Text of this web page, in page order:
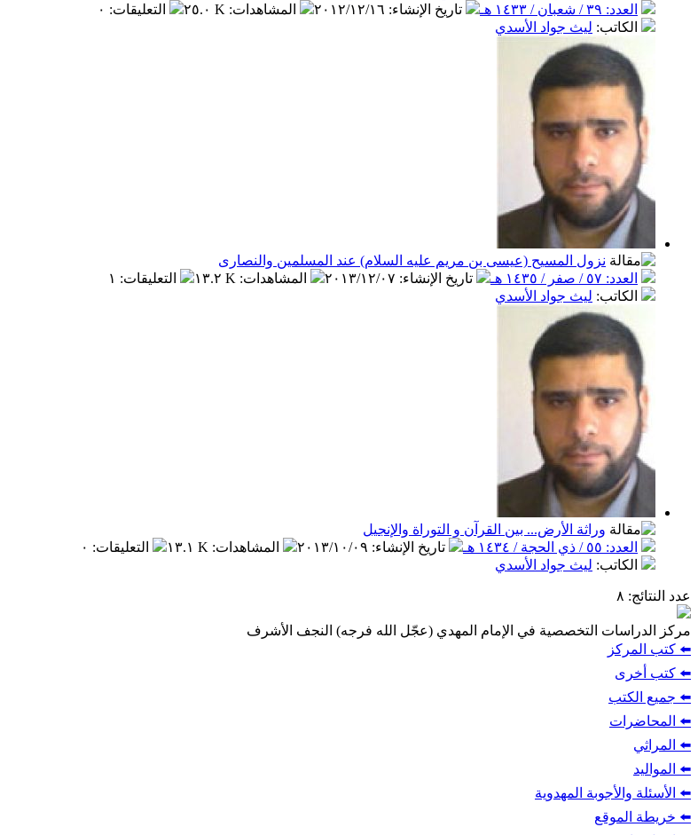
العدد: ٣٩ / شعبان / ١٤٣٣ هـ
تاريخ الإنشاء: ٢٠١٢/١٢/١٦ المشاهدات: ٢٥.٠ K التعليقات: ٠
الكاتب: ليث جواد الأسدي
نزول المسيح (عيسى بن مريم عليه السلام) عند المسلمين والنصارى
العدد: ٥٧ / صفر / ١٤٣٥ هـ
تاريخ الإنشاء: ٢٠١٣/١٢/٠٧ المشاهدات: ١٣.٢ K التعليقات: ١
الكاتب: ليث جواد الأسدي
وراثة الأرض... بين القرآن و التوراة والإنجيل
العدد: ٥٥ / ذي الحجة / ١٤٣٤ هـ
تاريخ الإنشاء: ٢٠١٣/١٠/٠٩ المشاهدات: ١٣.١ K التعليقات: ٠
الكاتب: ليث جواد الأسدي
عدد النتائج: ٨
مركز الدراسات التخصصية في الإمام المهدي (عجّل الله فرجه) النجف الأشرف
⬅️ كتب المركز
⬅️ كتب أخرى
⬅️ جميع الكتب
⬅️ المحاضرات
⬅️ المراثي
⬅️ المواليد
⬅️ الأسئلة والأجوبة المهدوية
⬅️ خريطة الموقع